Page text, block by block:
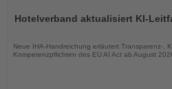
dieHotelverband aktualisiert KI-
Neue IHA-Handreichung erläutert Transparenz-,
Kompetenzpflichten des EU AI Act ab August